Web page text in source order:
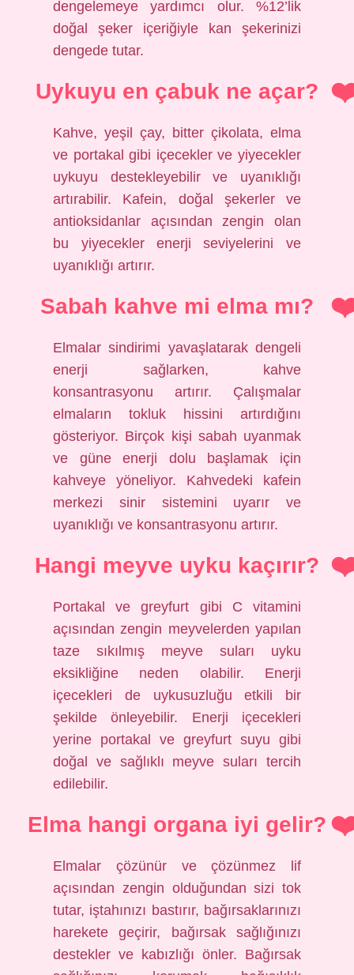
dengelemeye yardımcı olur. %12’lik
doğal şeker içeriğiyle kan şekerinizi
dengede tutar.
Uykuyu en çabuk ne açar?
Kahve, yeşil çay, bitter çikolata, elma
ve portakal gibi içecekler ve yiyecekler
uykuyu destekleyebilir ve uyanıklığı
artırabilir. Kafein, doğal şekerler ve
antioksidanlar açısından zengin olan
bu yiyecekler enerji seviyelerini ve
uyanıklığı artırır.
Sabah kahve mi elma mı?
Elmalar sindirimi yavaşlatarak dengeli
enerji sağlarken, kahve
konsantrasyonu artırır. Çalışmalar
elmaların tokluk hissini artırdığını
gösteriyor. Birçok kişi sabah uyanmak
ve güne enerji dolu başlamak için
kahveye yöneliyor. Kahvedeki kafein
merkezi sinir sistemini uyarır ve
uyanıklığı ve konsantrasyonu artırır.
Hangi meyve uyku kaçırır?
Portakal ve greyfurt gibi C vitamini
açısından zengin meyvelerden yapılan
taze sıkılmış meyve suları uyku
eksikliğine neden olabilir. Enerji
içecekleri de uykusuzluğu etkili bir
şekilde önleyebilir. Enerji içecekleri
yerine portakal ve greyfurt suyu gibi
doğal ve sağlıklı meyve suları tercih
edilebilir.
Elma hangi organa iyi gelir?
Elmalar çözünür ve çözünmez lif
açısından zengin olduğundan sizi tok
tutar, iştahınızı bastırır, bağırsaklarınızı
harekete geçirir, bağırsak sağlığınızı
destekler ve kabızlığı önler. Bağırsak